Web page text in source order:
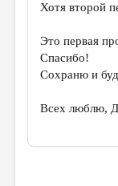
Хотя второй
Это первая
Спасибо!
Сохраню и
Всех люблю,